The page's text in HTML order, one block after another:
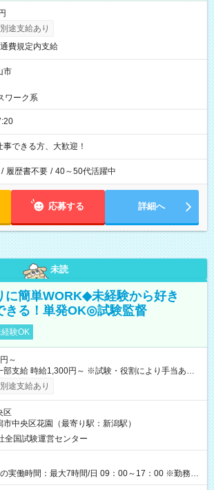
途支給あり
費規定内支給
市
ワーク系
事できる方、大歓迎！
/ 履歴書不要 / 40～50代活躍中
応募する 詳細へ
未読
に簡単WORK◆未経験から好き
きる！単発OK◎試験監督
験OK
～
・役割により手当あり
により昇給あり 【即給（前払い）オプションあ
される場合、勤務から1週間ほどで給与の一部を受け
塾模擬試験 8:30～17:30（休憩1時間） 時給1,300円
収10,400円＋交通費 ※当日の役割により時給＋100
り ・国家試験 7:00～13:30（休憩なし） 時給1,300
＋100円）×6時間＝日収8,400円＋交通費 【試用期
なし
途支給あり
区
市中央区花園（最寄り駅：新潟駅）
全国試験運営センター
実働時間：最大7時間/日 09：00～17：00 ※勤務時
より異なります。